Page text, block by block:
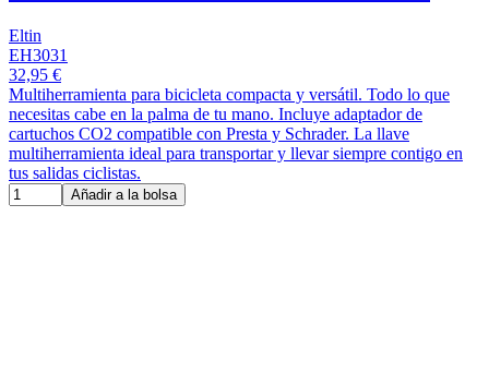
Eltin
EH3031
32,95 €
Multiherramienta para bicicleta compacta y versátil. Todo lo que
necesitas cabe en la palma de tu mano. Incluye adaptador de
cartuchos CO2 compatible con Presta y Schrader. La llave
multiherramienta ideal para transportar y llevar siempre contigo en
tus salidas ciclistas.
Añadir a la bolsa